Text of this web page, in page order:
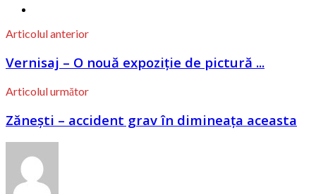
Articolul anterior
Vernisaj – O nouă expoziție de pictură ...
Articolul următor
Zănești – accident grav în dimineața aceasta